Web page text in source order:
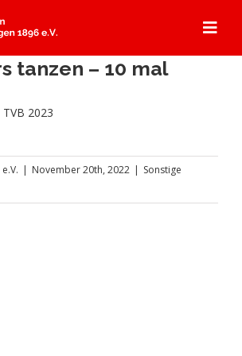
tanzen – 10 mal
2023
| November 20th, 2022 | Sonstige